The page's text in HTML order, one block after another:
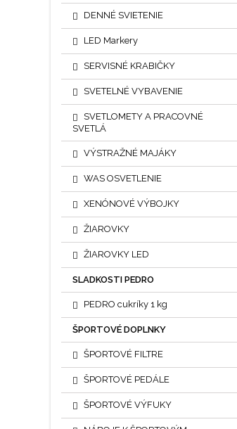
DENNÉ SVIETENIE
LED Markery
SERVISNÉ KRABIČKY
SVETELNÉ VYBAVENIE
SVETLOMETY A PRACOVNÉ
SVETLÁ
VÝSTRAŽNÉ MAJÁKY
WAS OSVETLENIE
XENÓNOVÉ VÝBOJKY
ŽIAROVKY
ŽIAROVKY LED
SLADKOSTI PEDRO
PEDRO cukríky 1 kg
ŠPORTOVÉ DOPLNKY
ŠPORTOVÉ FILTRE
ŠPORTOVÉ PEDÁLE
ŠPORTOVÉ VÝFUKY